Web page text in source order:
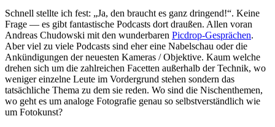
Schnell stellte ich fest: „Ja, den braucht es ganz dringend!“. Keine
Frage — es gibt fantastische Podcasts dort draußen. Allen voran
Andreas Chudowski mit den wunderbaren Picdrop-Gesprächen.
Aber viel zu viele Podcasts sind eher eine Nabelschau oder die
Ankündigungen der neuesten Kameras / Objektive. Kaum welche
drehen sich um die zahlreichen Facetten außerhalb der Technik, wo
weniger einzelne Leute im Vordergrund stehen sondern das
tatsächliche Thema zu dem sie reden. Wo sind die Nischenthemen,
wo geht es um analoge Fotografie genau so selbstverständlich wie
um Fotokunst?